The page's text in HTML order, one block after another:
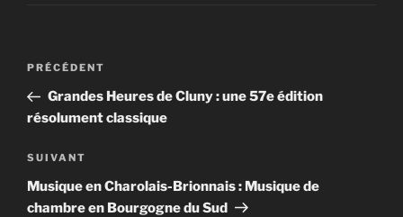
Navigation
l’article
Article
précédent
PRÉCÉDENT
Grandes Heures de Cluny : une 57e édition
résolument classique
Article
suivant
SUIVANT
Musique en Charolais-Brionnais : Musique de
chambre en Bourgogne du Sud